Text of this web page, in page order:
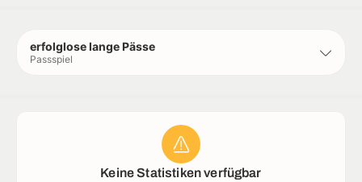
erfolglose lange Pässe
Passspiel
Keine Statistiken verfügbar